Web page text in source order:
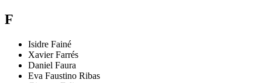
F
Isidre Fainé
Xavier Farrés
Daniel Faura
Eva Faustino Ribas